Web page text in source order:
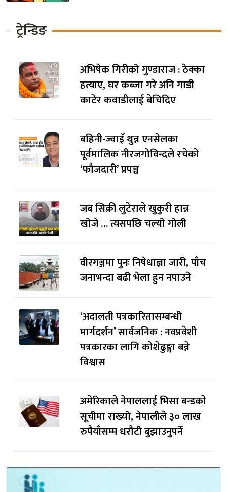
ट्रेन्डिङ
अभिषेक गिरीको गुण्डाराज : ठेक्का
हत्याए, घर कब्जा गरे अनि गाडी
काटेर कवाडीलाई बेचिदिए
बहिनी-ज्वाइँ थुन्न एनसेलका
पूर्वमालिक नीरजगोविन्दले रचेको
‘फौजदारी’ प्रपञ्च
जब सिक्री लुटेराले खुकुरी हान्न
खोजे … त्यसपछि चल्यो गोली
वीरगञ्जमा पुनः निषेधाज्ञा जारी, पाँच
जनाभन्दा बढी भेला हुन नपाउने
‘अदालती पत्रकारितासम्बन्धी
मार्गदर्शन’ सार्वजनिक : नवप्रवेशी
पत्रकारका लागि कोशेढुङ्गा बन्ने
विश्वास
अमेरिकाले नेपाललाई भिसा बन्डकाे
सूचीमा राख्यो, नेपालीले ३० लाख
रुपैयाँसम्म धरौटी बुझाउनुपर्ने